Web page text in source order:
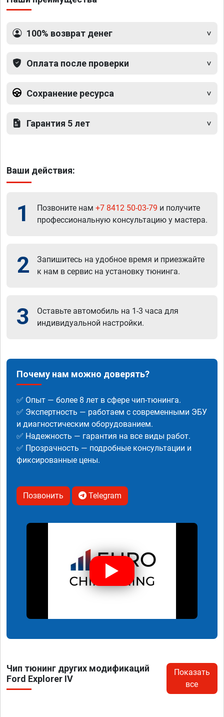
100% возврат денег
Оплата после проверки
Сохранение ресурса
Гарантия 5 лет
Ваши действия:
1 Позвоните нам +7 8412 50-03-79 и получите
профессиональную консультацию у мастера.
2
Запишитесь на удобное время и приезжайте
к нам в сервис на установку тюнинга.
3
Оставьте автомобиль на 1-3 часа для
индивидуальной настройки.
Почему нам можно доверять?
✅ Опыт — более 8 лет в сфере чип-тюнинга.
✅ Экспертность — работаем с современными ЭБУ
и диагностическим оборудованием.
✅ Надежность — гарантия на все виды работ.
✅ Прозрачность — подробные консультации и
фиксированные цены.
Позвонить Telegram
Чип тюнинг других модификаций
Ford Explorer IV
Показать
все